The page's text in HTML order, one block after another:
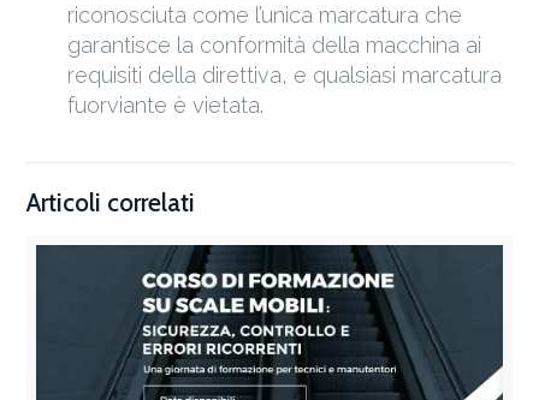
riconosciuta come l’unica marcatura che
garantisce la conformità della macchina ai
requisiti della direttiva, e qualsiasi marcatura
fuorviante è vietata.
Articoli correlati